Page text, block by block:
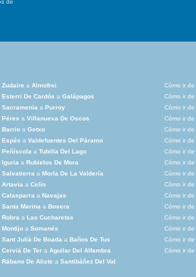
de
Zudaire a Almofrei Cómo ir de
Esterri De Cardós a Galápagos Cómo ir de
Sacramenia a Purroy Cómo ir de
Pérex a Villanueva De Oscos Cómo ir de
Barrio a Getxo Cómo ir de
Espés a Valdefuentes Del Páramo Cómo ir de
Peñíscola a Tubilla Del Lago Cómo ir de
Iguria a Rubielos De Mora Cómo ir de
Salvatierra a Morla De La Valdería Cómo ir de
Artavia a Celín Cómo ir de
Calasparra a Navajas Cómo ir de
Santa Marina a Bovera Cómo ir de
Robra a Las Cucharetas Cómo ir de
Montijo a Somanés Cómo ir de
Sant Julià De Boada a Baños De Tus Cómo ir de
Cerviá De Ter a Aguilar Del Alfambra Cómo ir de
Rábano De Aliste a Santibáñez Del Val